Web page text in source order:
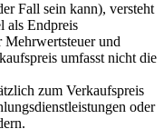
Fall sein kann), versteht
als Endpreis
Mehrwertsteuer und
umfasst nicht die
zum Verkaufspreis
oder